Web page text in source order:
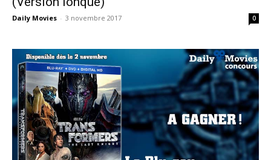
Daily Movies - 3 novembre 2017 0